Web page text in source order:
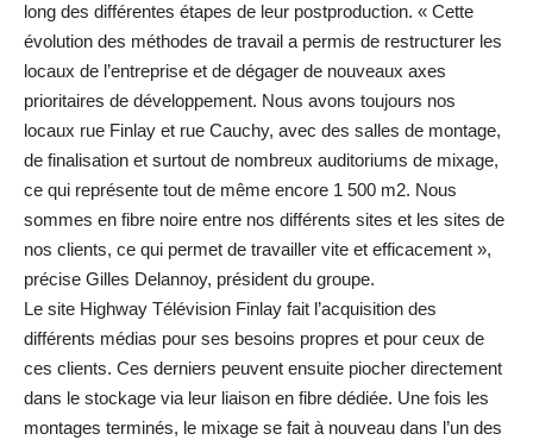
long des différentes étapes de leur postproduction. « Cette
évolution des méthodes de travail a permis de restructurer les
locaux de l’entreprise et de dégager de nouveaux axes
prioritaires de développement. Nous avons toujours nos
locaux rue Finlay et rue Cauchy, avec des salles de montage,
de finalisation et surtout de nombreux auditoriums de mixage,
ce qui représente tout de même encore 1 500 m2. Nous
sommes en fibre noire entre nos différents sites et les sites de
nos clients, ce qui permet de travailler vite et efficacement »,
précise Gilles Delannoy, président du groupe.
Le site Highway Télévision Finlay fait l’acquisition des
différents médias pour ses besoins propres et pour ceux de
ces clients. Ces derniers peuvent ensuite piocher directement
dans le stockage via leur liaison en fibre dédiée. Une fois les
montages terminés, le mixage se fait à nouveau dans l’un des